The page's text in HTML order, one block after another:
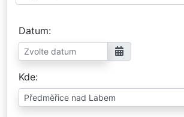
Datum
Kde